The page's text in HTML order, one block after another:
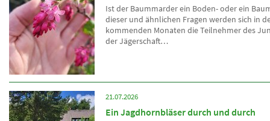
Ist der Baummarder ein Boden- oder ein
dieser und ähnlichen Fragen werden sich in
kommenden Monaten die Teilnehmer des
der Jägerschaft…
21.07.2026
Ein Jagdhornbläser durch und durch